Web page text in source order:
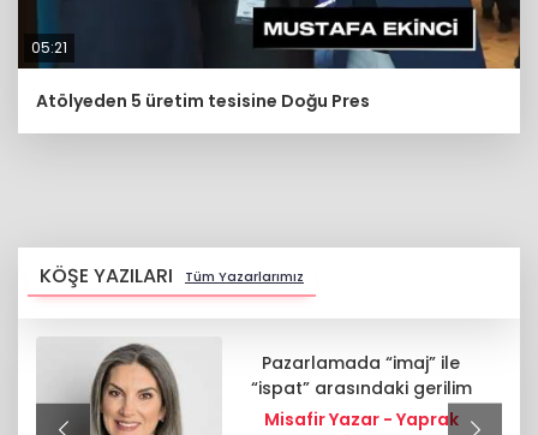
05:21
Atölyeden 5 üretim tesisine Doğu Pres
KÖŞE YAZILARI Tüm Yazarlarımız
Zekâ, Akıl ve Ahlak birlikte
ele alınırsa gençlik doğru
hedefe uçar
Nevzat Tarhan